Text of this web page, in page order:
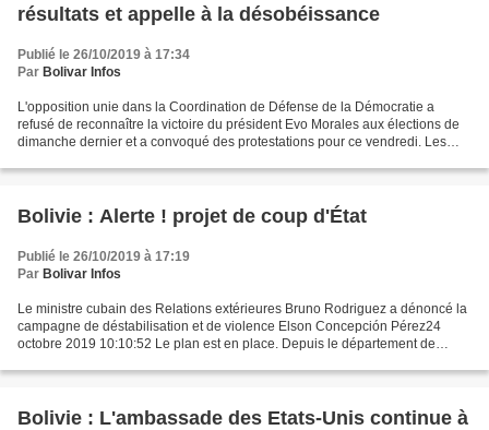
résultats et appelle à la désobéissance
Publié le 26/10/2019 à 17:34
Par Bolivar Infos
L'opposition unie dans la Coordination de Défense de la Démocratie a
refusé de reconnaître la victoire du président Evo Morales aux élections de
dimanche dernier et a convoqué des protestations pour ce vendredi. Les
Bolivie : Alerte ! projet de coup d'État
Publié le 26/10/2019 à 17:19
Par Bolivar Infos
Le ministre cubain des Relations extérieures Bruno Rodriguez a dénoncé la
campagne de déstabilisation et de violence Elson Concepción Pérez24
octobre 2019 10:10:52 Le plan est en place. Depuis le département de
Bolivie : L'ambassade des Etats-Unis continue à